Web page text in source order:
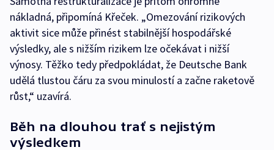
nákladná, připomíná Křeček. „Omezování rizikových
aktivit sice může přinést stabilnější hospodářské
výsledky, ale s nižším rizikem lze očekávat i nižší
výnosy. Těžko tedy předpokládat, že Deutsche Bank
udělá tlustou čáru za svou minulostí a začne raketově
růst,“ uzavírá.
Běh na dlouhou trať s nejistým
výsledkem